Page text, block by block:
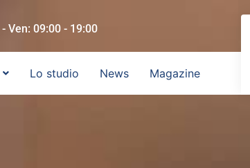
Ven: 09:00 - 19:00
Lo studio News Magazine